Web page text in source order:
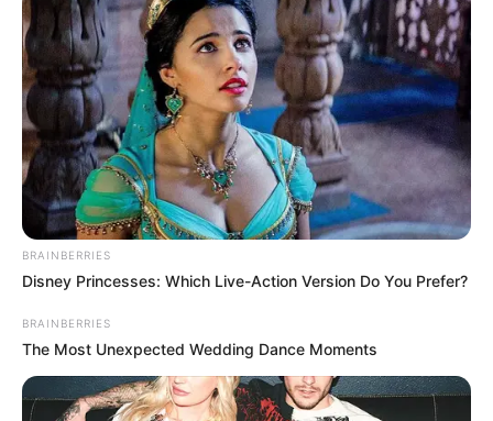
BRAINBERRIES
Disney Princesses: Which Live-Action Version Do You Prefer?
BRAINBERRIES
The Most Unexpected Wedding Dance Moments